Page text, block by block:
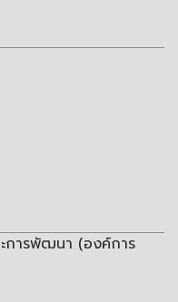
ะการพัฒนา (องค์การ